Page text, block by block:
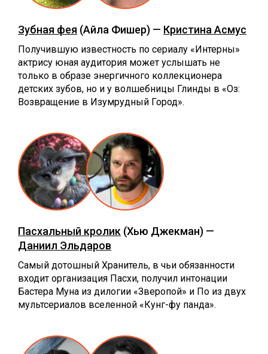
Зубная фея (Айла Фишер) — Кристина Асмус
Получившую известность по сериалу «Интерны»
актрису юная аудитория может услышать не
только в образе энергичного коллекционера
детских зубов, но и у волшебницы Глинды в «Оз:
Возвращение в Изумрудный Город».
Пасхальный кролик (Хью Джекман) —
Даниил Эльдаров
Самый дотошный Хранитель, в чьи обязанности
входит организация Пасхи, получил интонации
Бастера Муна из дилогии «Зверопой» и По из двух
мультсериалов вселенной «Кунг-фу панда».